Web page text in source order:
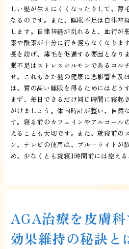
しい髪が生えにくくなったりして、薄
なるのです。また、睡眠不足は自律神
します。自律神経が乱れると、血行が
素や酸素が十分に行き渡らなくなりま
長を妨げ、薄毛を促進する要因となり
眠不足はストレスホルモンであるコル
せ、これもまた髪の健康に悪影響を及
は、質の高い睡眠を得るためにはどう
まず、毎日できるだけ同じ時間に寝起
がけましょう。体内時計が整い、自然
す。寝る前のカフェインやアルコール
えることも大切です。また、就寝前の
ン、テレビの使用は、ブルーライトが
め、少なくとも就寝1時間前には控える
AGA治療を皮膚科
効果維持の秘訣と